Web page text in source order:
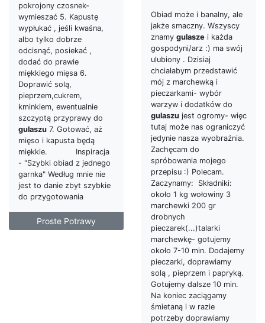
pokrojony czosnek-
wymieszać 5. Kapustę
wypłukać , jeśli kwaśna,
albo tylko dobrze
odcisnąć, posiekać ,
dodać do prawie
miękkiego mięsa 6.
Doprawić solą,
pieprzem,cukrem,
kminkiem, ewentualnie
szczyptą przyprawy do
gulaszu 7. Gotować, aż
mięso i kapusta będą
miękkie. Inspiracja
- "Szybki obiad z jednego
garnka" Według mnie nie
jest to danie zbyt szybkie
do przygotowania
Proste Potrawy
Obiad może i banalny, ale
jakże smaczny. Wszyscy
znamy gulasze i każda
gospodyni/arz :) ma swój
ulubiony . Dzisiaj
chciałabym przedstawić
mój z marchewką i
pieczarkami- wybór
warzyw i dodatków do
gulaszu jest ogromy- więc
tutaj może nas ograniczyć
jedynie nasza wyobraźnia.
Zachęcam do
spróbowania mojego
przepisu :) Polecam.
Zaczynamy: Składniki:
około 1 kg wołowiny 3
marchewki 200 gr
drobnych
pieczarek(...)talarki
marchewkę- gotujemy
około 7-10 min. Dodajemy
pieczarki, doprawiamy
solą , pieprzem i papryką.
Gotujemy dalsze 10 min.
Na koniec zaciągamy
śmietaną i w razie
potrzeby doprawiamy